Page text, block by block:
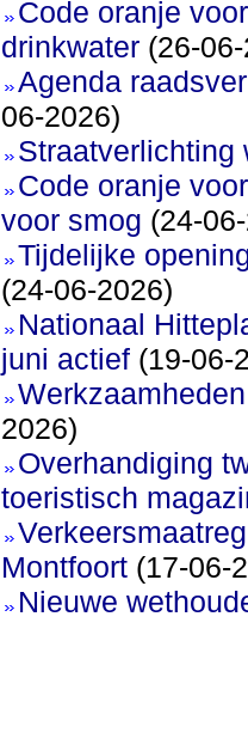
Code oranje
drinkwater(26-06-
Agenda
06-2026)
Straatverlichting
Code oranje
voor smog (24-
Tijdelijke
(24-06-2026)
Nationaal
juni actief(19-06-
2026)
Overhandiging
toeristisch
Montfoort(17-06-
Nieuwe